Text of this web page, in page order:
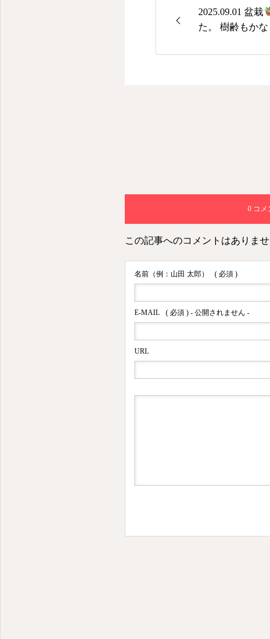
2025.09.01 盆栽
た。 樹齢もか
0 コメ
この記事へのコメントはありま
名前（例：山田 太郎） ( 必須 )
E-MAIL ( 必須 ) - 公開されません -
URL